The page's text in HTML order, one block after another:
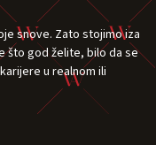
snove. Zato stojimo iza
što god želite, bilo da se
u realnom ili